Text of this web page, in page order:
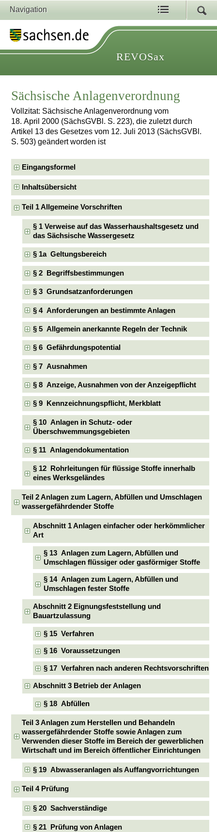
Navigation
REVOSax
Sächsische Anlagenverordnung
Vollzitat: Sächsische Anlagenverordnung vom
18. April 2000 (SächsGVBl. S. 223), die zuletzt durch
Artikel 13 des Gesetzes vom 12. Juli 2013 (SächsGVBl.
S. 503) geändert worden ist
Eingangsformel
Inhaltsübersicht
Teil 1 Allgemeine Vorschriften
§ 1 Verweise auf das Wasserhaushaltsgesetz und
das Sächsische Wassergesetz
§ 1a Geltungsbereich
§ 2 Begriffsbestimmungen
§ 3 Grundsatzanforderungen
§ 4 Anforderungen an bestimmte Anlagen
§ 5 Allgemein anerkannte Regeln der Technik
§ 6 Gefährdungspotential
§ 7 Ausnahmen
§ 8 Anzeige, Ausnahmen von der Anzeigepflicht
§ 9 Kennzeichnungspflicht, Merkblatt
§ 10 Anlagen in Schutz- oder
Überschwemmungsgebieten
§ 11 Anlagendokumentation
§ 12 Rohrleitungen für flüssige Stoffe innerhalb
eines Werksgeländes
Teil 2 Anlagen zum Lagern, Abfüllen und Umschlagen
wassergefährdender Stoffe
Abschnitt 1 Anlagen einfacher oder herkömmlicher
Art
§ 13 Anlagen zum Lagern, Abfüllen und
Umschlagen flüssiger oder gasförmiger Stoffe
§ 14 Anlagen zum Lagern, Abfüllen und
Umschlagen fester Stoffe
Abschnitt 2 Eignungsfeststellung und
Bauartzulassung
§ 15 Verfahren
§ 16 Voraussetzungen
§ 17 Verfahren nach anderen Rechtsvorschriften
Abschnitt 3 Betrieb der Anlagen
§ 18 Abfüllen
Teil 3 Anlagen zum Herstellen und Behandeln
wassergefährdender Stoffe sowie Anlagen zum
Verwenden dieser Stoffe im Bereich der gewerblichen
Wirtschaft und im Bereich öffentlicher Einrichtungen
§ 19 Abwasseranlagen als Auffangvorrichtungen
Teil 4 Prüfung
§ 20 Sachverständige
§ 21 Prüfung von Anlagen